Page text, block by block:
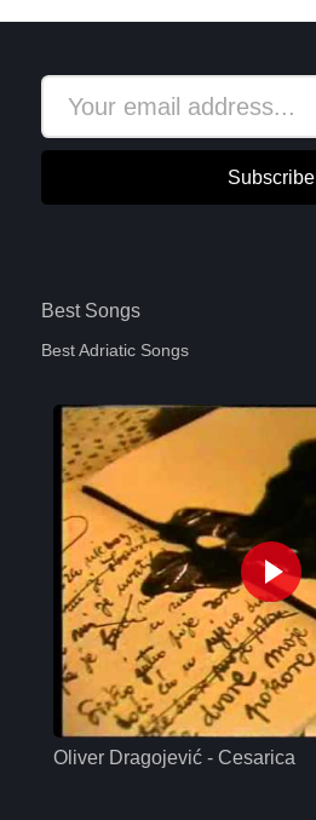
Subscribe
Best Songs
Best Adriatic Songs
Oliver Dragojević - Cesarica